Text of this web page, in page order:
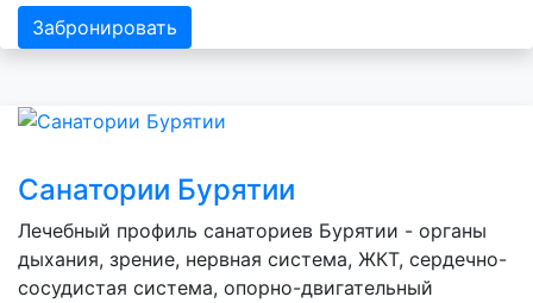
Забронировать
Санатории Бурятии
Лечебный профиль санаториев Бурятии - органы
дыхания, зрение, нервная система, ЖКТ, сердечно-
сосудистая система, опорно-двигательный